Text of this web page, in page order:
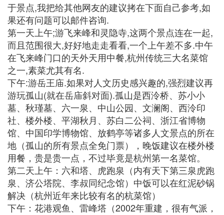
于景点,我把给其他网友的建议拷在下面自己参考,如
果还有问题可以邮件咨询.
第一天上午;游飞来峰和灵隐寺,这两个景点连在一起,
而且范围很大,好好地走走看看,一个上午差不多.中午
在飞来峰门口的天外天用中餐,杭州传统三大名菜馆
之一,素菜尤其有名.
下午:游岳王庙.如果对人文历史感兴趣的,强烈建议再
游玩孤山(就在岳庙斜对面).孤山是西泠桥、苏小小
墓、秋瑾墓、六一泉、中山公园、文澜阁、西泠印
社、楼外楼、平湖秋月、苏白二公祠、浙江省博物
馆、中国印学博物馆、放鹤亭等诸多人文景点的所在
地（孤山的所有景点全免门票），晚饭建议在楼外楼
用餐，贵是贵一点，不过毕竟是杭州第一名菜馆。
第二天上午：六和塔、虎跑泉（内有天下第三泉虎跑
泉、济公塔院、李叔同纪念馆）中饭可以在红泥砂锅
解决（杭州近年来比较有名的杭菜馆）
下午：花港观鱼、雷峰塔（2002年重建，很有气派，